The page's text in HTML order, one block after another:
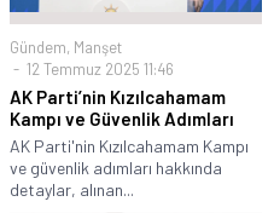
Gündem, Manşet
12 Temmuz 2025 11:46
AK Parti’nin Kızılcahamam
Kampı ve Güvenlik Adımları
AK Parti'nin Kızılcahamam Kampı
ve güvenlik adımları hakkında
detaylar, alınan...